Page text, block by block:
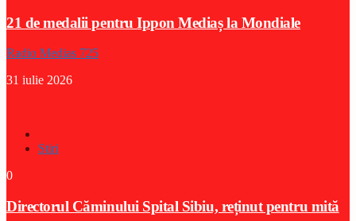
21 de medalii pentru Ippon Mediaș la Mondiale
Radio Medias 725
31 iulie 2026
Stiri
0
Directorul Căminului Spital Sibiu, reținut pentru mită